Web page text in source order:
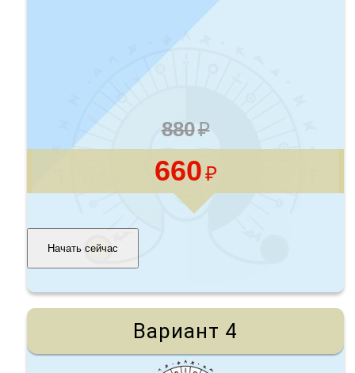
880
660
Начать сейчас
Вариант 4